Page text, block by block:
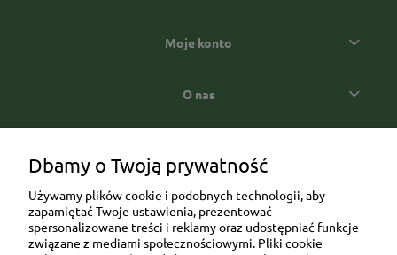
Moje konto
O nas
Dbamy o Twoją prywatność
Używamy plików cookie i podobnych technologii, aby
zapamiętać Twoje ustawienia, prezentować
spersonalizowane treści i reklamy oraz udostępniać funkcje
związane z mediami społecznościowymi. Pliki cookie